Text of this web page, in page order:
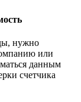
нужно
или
данным
счетчика